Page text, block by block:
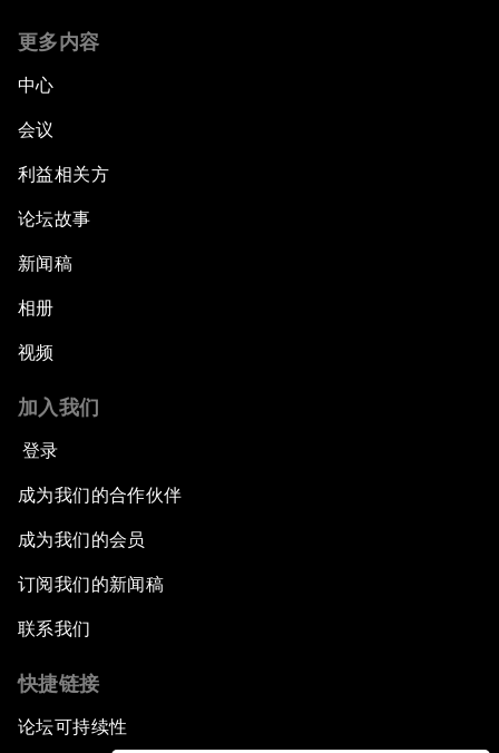
更多内容
中心
会议
利益相关方
论坛故事
新闻稿
相册
视频
加入我们
登录
成为我们的合作伙伴
成为我们的会员
订阅我们的新闻稿
联系我们
快捷链接
论坛可持续性